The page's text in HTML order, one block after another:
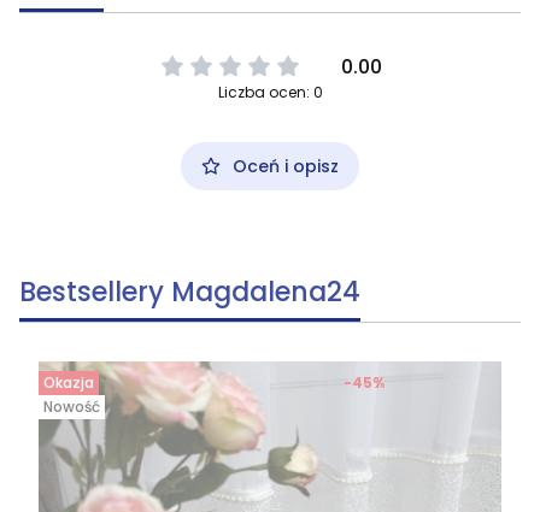
0.00
Liczba ocen: 0
Oceń i opisz
Bestsellery Magdalena24
Okazja
Nowość
-45%